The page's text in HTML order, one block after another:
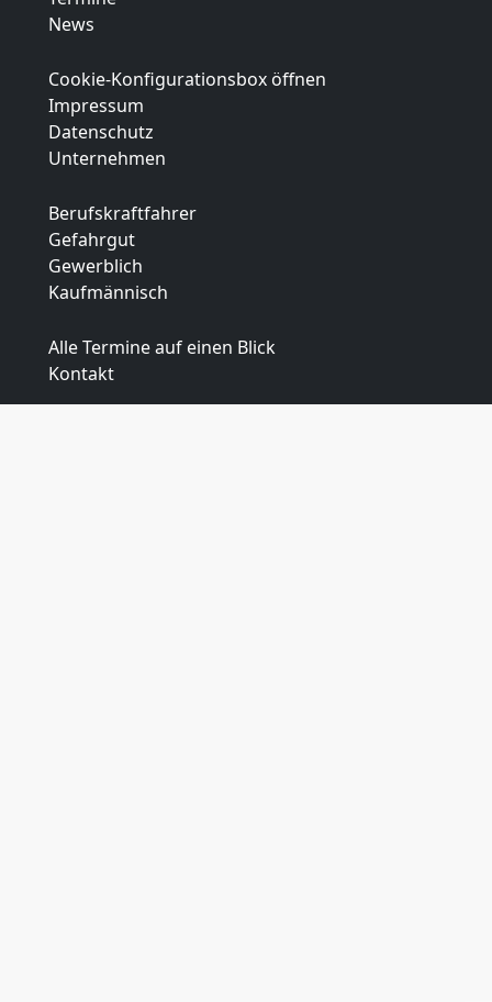
News
Cookie-Konfigurationsbox öffnen
Impressum
Datenschutz
Unternehmen
Berufskraftfahrer
Gefahrgut
Gewerblich
Kaufmännisch
Alle Termine auf einen Blick
Kontakt